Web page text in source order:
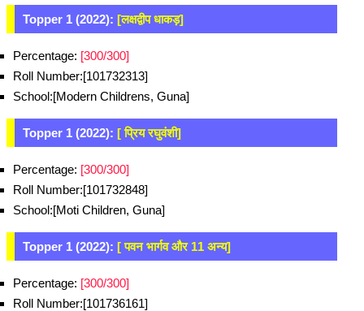
Topper 1 (2022): [लक्षद्वीप धाकड़]
Percentage: [300/300]
Roll Number:[101732313]
School:[Modern Childrens, Guna]
Topper 1 (2022): [ प्रिय रघुवंशी]
Percentage: [300/300]
Roll Number:[101732848]
School:[Moti Children, Guna]
Topper 1 (2022): [ पवन भार्गव और 11 अन्य]
Percentage: [300/300]
Roll Number:[101736161]